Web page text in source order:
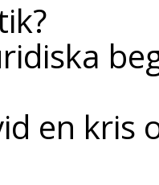
en kris